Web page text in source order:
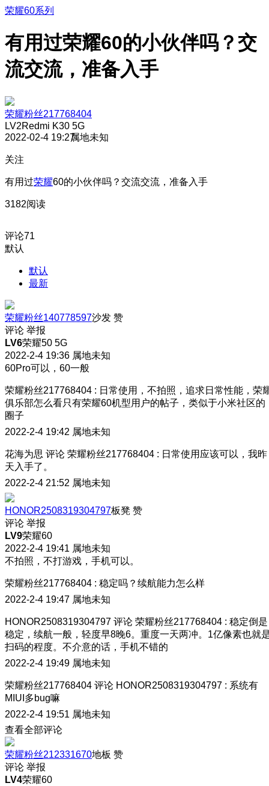
荣耀60系列
有用过荣耀60的小伙伴吗？交
流交流，准备入手
荣耀粉丝217768404
LV2Redmi K30 5G
2022-02-4 19:27属地未知
关注
有用过荣耀60的小伙伴吗？交流交流，准备入手
3182阅读
评论71
默认
默认
最新
荣耀粉丝140778597沙发 赞
评论 举报
LV6荣耀50 5G
2022-2-4 19:36 属地未知
60Pro可以，60一般
荣耀粉丝217768404 : 日常使用，不拍照，追求日常性能，荣
俱乐部怎么看只有荣耀60机型用户的帖子，类似于小米社区的
圈子
2022-2-4 19:42 属地未知
花海为思 评论 荣耀粉丝217768404 : 日常使用应该可以，我昨
天入手了。
2022-2-4 21:52 属地未知
HONOR2508319304797板凳 赞
评论 举报
LV9荣耀60
2022-2-4 19:41 属地未知
不拍照，不打游戏，手机可以。
荣耀粉丝217768404 : 稳定吗？续航能力怎么样
2022-2-4 19:47 属地未知
HONOR2508319304797 评论 荣耀粉丝217768404 : 稳定倒是
稳定，续航一般，轻度早8晚6。重度一天两冲。1亿像素也就
扫码的程度。不介意的话，手机不错的
2022-2-4 19:49 属地未知
荣耀粉丝217768404 评论 HONOR2508319304797 : 系统有
MIUI多bug嘛
2022-2-4 19:51 属地未知
查看全部评论
荣耀粉丝212331670地板 赞
评论 举报
LV4荣耀60